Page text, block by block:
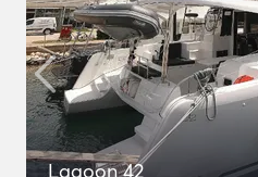
Lagoon 42